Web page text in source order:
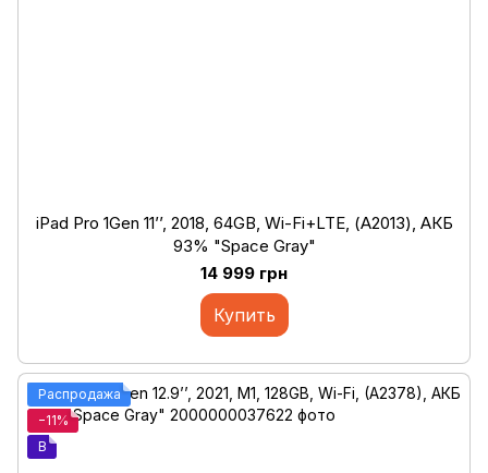
iPad Pro 1Gen 11’’, 2018, 64GB, Wi-Fi+LTE, (А2013), АКБ
93% "Space Gray"
14 999 грн
Купить
Распродажа
−11%
B